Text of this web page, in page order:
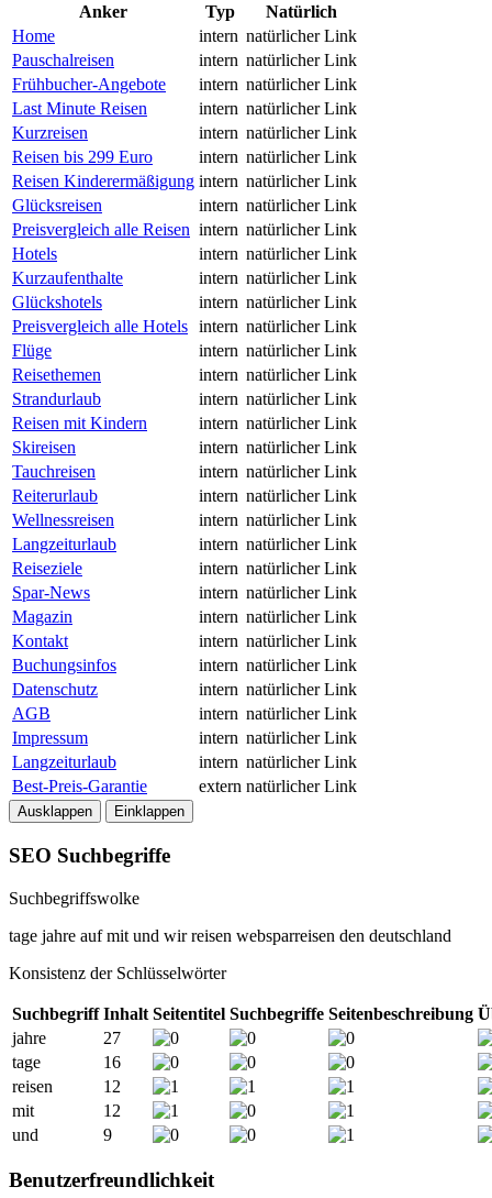
Anker Typ
Natürlich
Home
intern natürlicher Link
Pauschalreisen
intern natürlicher Link
Frühbucher-Angebote
intern natürlicher Link
Last Minute Reisen
intern natürlicher Link
Kurzreisen
intern natürlicher Link
Reisen bis 299 Euro
intern natürlicher Link
Reisen Kinderermäßigung intern natürlicher Link
Glücksreisen
intern natürlicher Link
Preisvergleich alle Reisen intern natürlicher Link
Hotels
intern natürlicher Link
Kurzaufenthalte
intern natürlicher Link
Glückshotels
intern natürlicher Link
Preisvergleich alle Hotels intern natürlicher Link
Flüge
intern natürlicher Link
Reisethemen
intern natürlicher Link
Strandurlaub
intern natürlicher Link
Reisen mit Kindern
intern natürlicher Link
Skireisen
intern natürlicher Link
Tauchreisen
intern natürlicher Link
Reiterurlaub
intern natürlicher Link
Wellnessreisen
intern natürlicher Link
Langzeiturlaub
intern natürlicher Link
Reiseziele
intern natürlicher Link
Spar-News
intern natürlicher Link
Magazin
intern natürlicher Link
Kontakt
intern natürlicher Link
Buchungsinfos
intern natürlicher Link
Datenschutz
intern natürlicher Link
AGB
intern natürlicher Link
Impressum
intern natürlicher Link
Langzeiturlaub
intern natürlicher Link
Best-Preis-Garantie
extern natürlicher Link
Ausklappen Einklappen
SEO Suchbegriffe
Suchbegriffswolke
tage jahre auf mit und wir reisen websparreisen den deutschland
Konsistenz der Schlüsselwörter
Suchbegriff Inhalt Seitentitel Suchbegriffe Seitenbeschreibung
jahre
27
tage
16
reisen
12
mit
12
und
9
Benutzerfreundlichkeit